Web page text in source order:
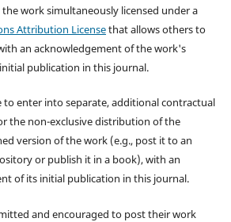
work simultaneously licensed under a
Attribution Licensethat allows others to
an acknowledgement of the work's
publication in this journal.
to enter into separate, additional contractual
the non-exclusive distribution of the
version of the work (e.g., post it to an
or publish it in a book), with an
of its initial publication in this journal.
and encouraged to post their work